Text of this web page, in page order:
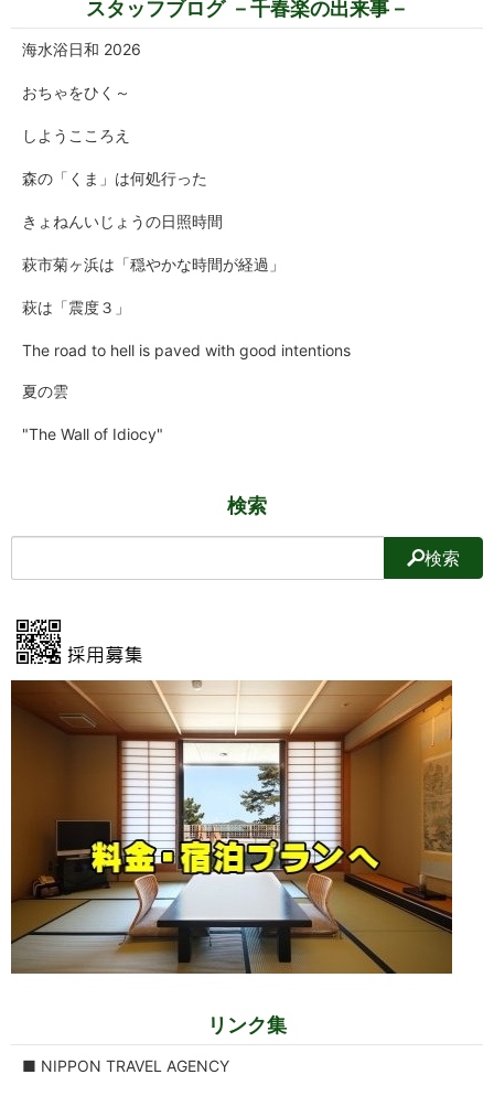
スタッフブログ －千春楽の出来事－
海水浴日和 2026
おちゃをひく～
しようこころえ
森の「くま」は何処行った
きょねんいじょうの日照時間
萩市菊ヶ浜は「穏やかな時間が経過」
萩は「震度３」
The road to hell is paved with good intentions
夏の雲
"The Wall of Idiocy"
検索
検索
リンク集
■ NIPPON TRAVEL AGENCY